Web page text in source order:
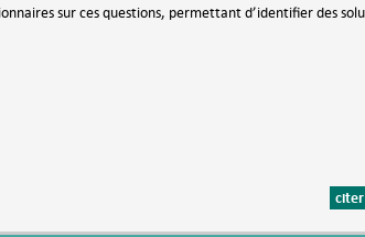
sur ces questions, permettant d’identifier des